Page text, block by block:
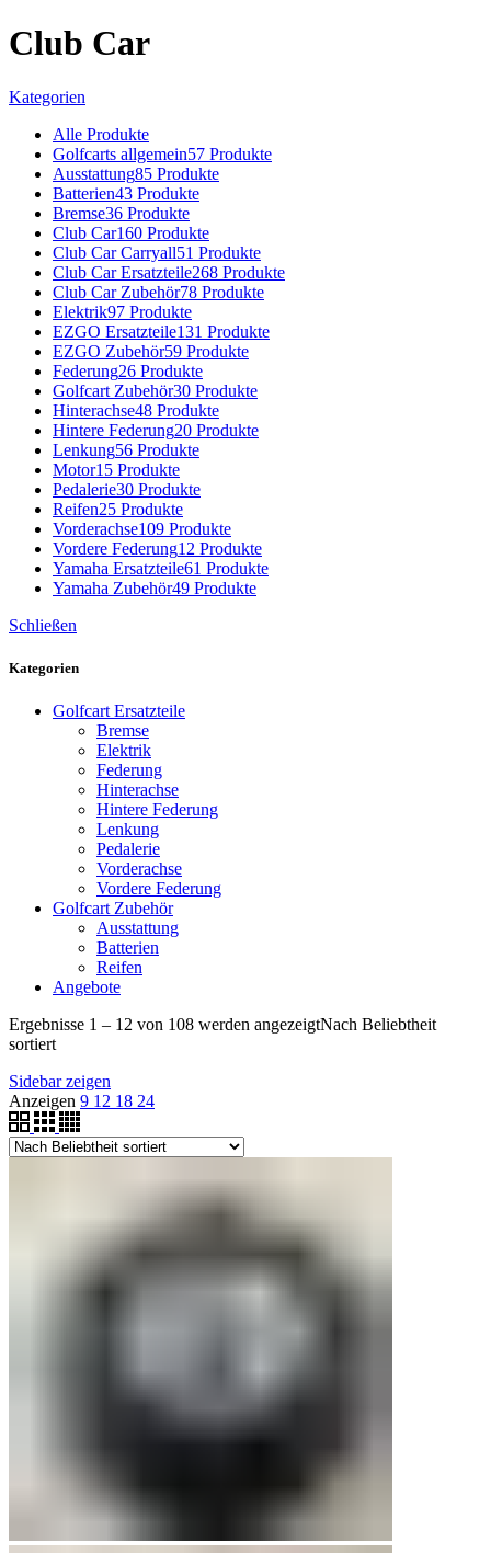
Club Car
Kategorien
Alle Produkte
Golfcarts allgemein57 Produkte
Ausstattung85 Produkte
Batterien43 Produkte
Bremse36 Produkte
Club Car160 Produkte
Club Car Carryall51 Produkte
Club Car Ersatzteile268 Produkte
Club Car Zubehör78 Produkte
Elektrik97 Produkte
EZGO Ersatzteile131 Produkte
EZGO Zubehör59 Produkte
Federung26 Produkte
Golfcart Zubehör30 Produkte
Hinterachse48 Produkte
Hintere Federung20 Produkte
Lenkung56 Produkte
Motor15 Produkte
Pedalerie30 Produkte
Reifen25 Produkte
Vorderachse109 Produkte
Vordere Federung12 Produkte
Yamaha Ersatzteile61 Produkte
Yamaha Zubehör49 Produkte
Schließen
Kategorien
Golfcart Ersatzteile
Bremse
Elektrik
Federung
Hinterachse
Hintere Federung
Lenkung
Pedalerie
Vorderachse
Vordere Federung
Golfcart Zubehör
Ausstattung
Batterien
Reifen
Angebote
Ergebnisse 1 – 12 von 108 werden angezeigtNach Beliebtheit
sortiert
Sidebar zeigen
Anzeigen 9 12 18 24